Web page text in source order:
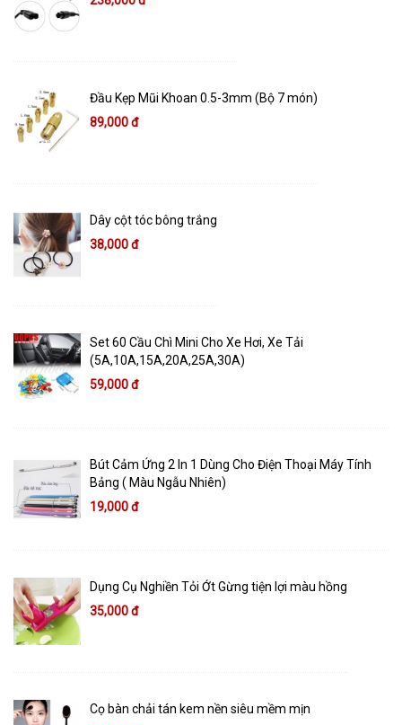
Đầu Kẹp Mũi Khoan 0.5-3mm (Bộ 7 món)
89,000 đ
Dây cột tóc bông trắng
38,000 đ
Set 60 Cầu Chì Mini Cho Xe Hơi, Xe Tải
(5A,10A,15A,20A,25A,30A)
59,000 đ
Bút Cảm Ứng 2 In 1 Dùng Cho Điện Thoại Máy Tính
Bảng ( Màu Ngẫu Nhiên)
19,000 đ
Dụng Cụ Nghiền Tỏi Ớt Gừng tiện lợi màu hồng
35,000 đ
Cọ bàn chải tán kem nền siêu mềm mịn